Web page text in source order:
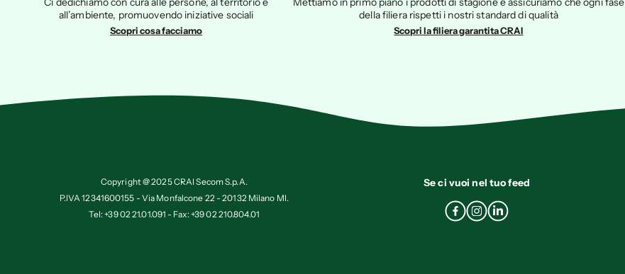
all’ambiente, promuovendo iniziative sociali
Scopri cosa facciamo
della filiera rispetti i nostri standard di qualità
Scopri la filiera garantita CRAI
Copyright @ 2025 CRAI Secom S.p.A.
P.IVA 12341600155 - Via Monfalcone 22 - 20132 Milano MI.
Tel: +39 02 21.01.091 - Fax: +39 02 210.804.01
Se ci vuoi nel tuo feed